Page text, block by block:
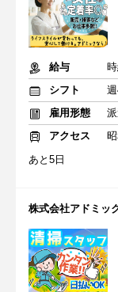
給与
シフト
雇用形態
アクセス
あと5日
株式会社アドミッ